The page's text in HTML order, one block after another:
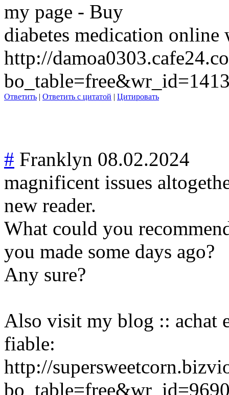
my page - Buy
diabetes medication
http://
Ответить | Ответить с цитатой | Цитировать
# Franklyn 08.02.2024
magnificent issues
new reader.
What could you
you made some days ago?
Any sure?
Also visit my blog :: achat
fiable:
http://